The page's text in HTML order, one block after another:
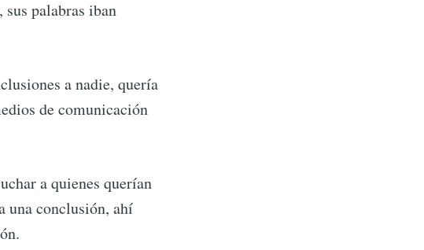
palabras iban
a nadie, quería
de comunicación
a quienes querían
una conclusión, ahí